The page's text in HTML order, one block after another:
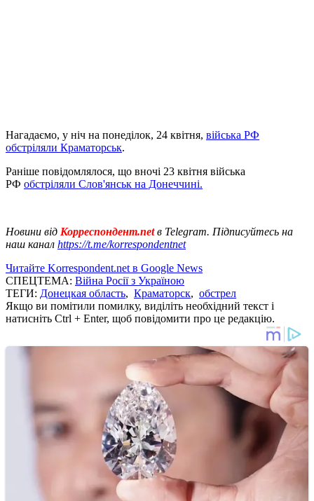
Нагадаємо, у ніч на понеділок, 24 квітня, війська РФ
обстріляли Краматорськ.
Раніше повідомлялося, що вночі 23 квітня війська
РФ обстріляли Слов'янськ на Донеччині.
Новини від Корреспондент.netв Telegram. Підписуйтесь на
наш канал https://t.me/korrespondentnet
Читайте Korrespondent.net в Google News
СПЕЦТЕМА: Війна Росії з Україною
ТЕГИ: Донецкая область, Краматорск, обстрел
Якщо ви помітили помилку, виділіть необхідний текст і
натисніть Ctrl + Enter, щоб повідомити про це редакцію.